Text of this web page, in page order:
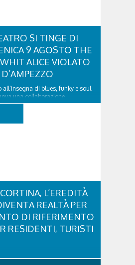
SI TINGE DI
9 AGOSTO THE
ALICE VIOLATO
di blues, funky e soul
una collaborazione
il Dolomiti Blues&Soul
9 agosto alle 18.00 in piazza
L’EREDITÀ
REALTÀ PER
DI RIFERIMENTO
RESIDENTI, TURISTI